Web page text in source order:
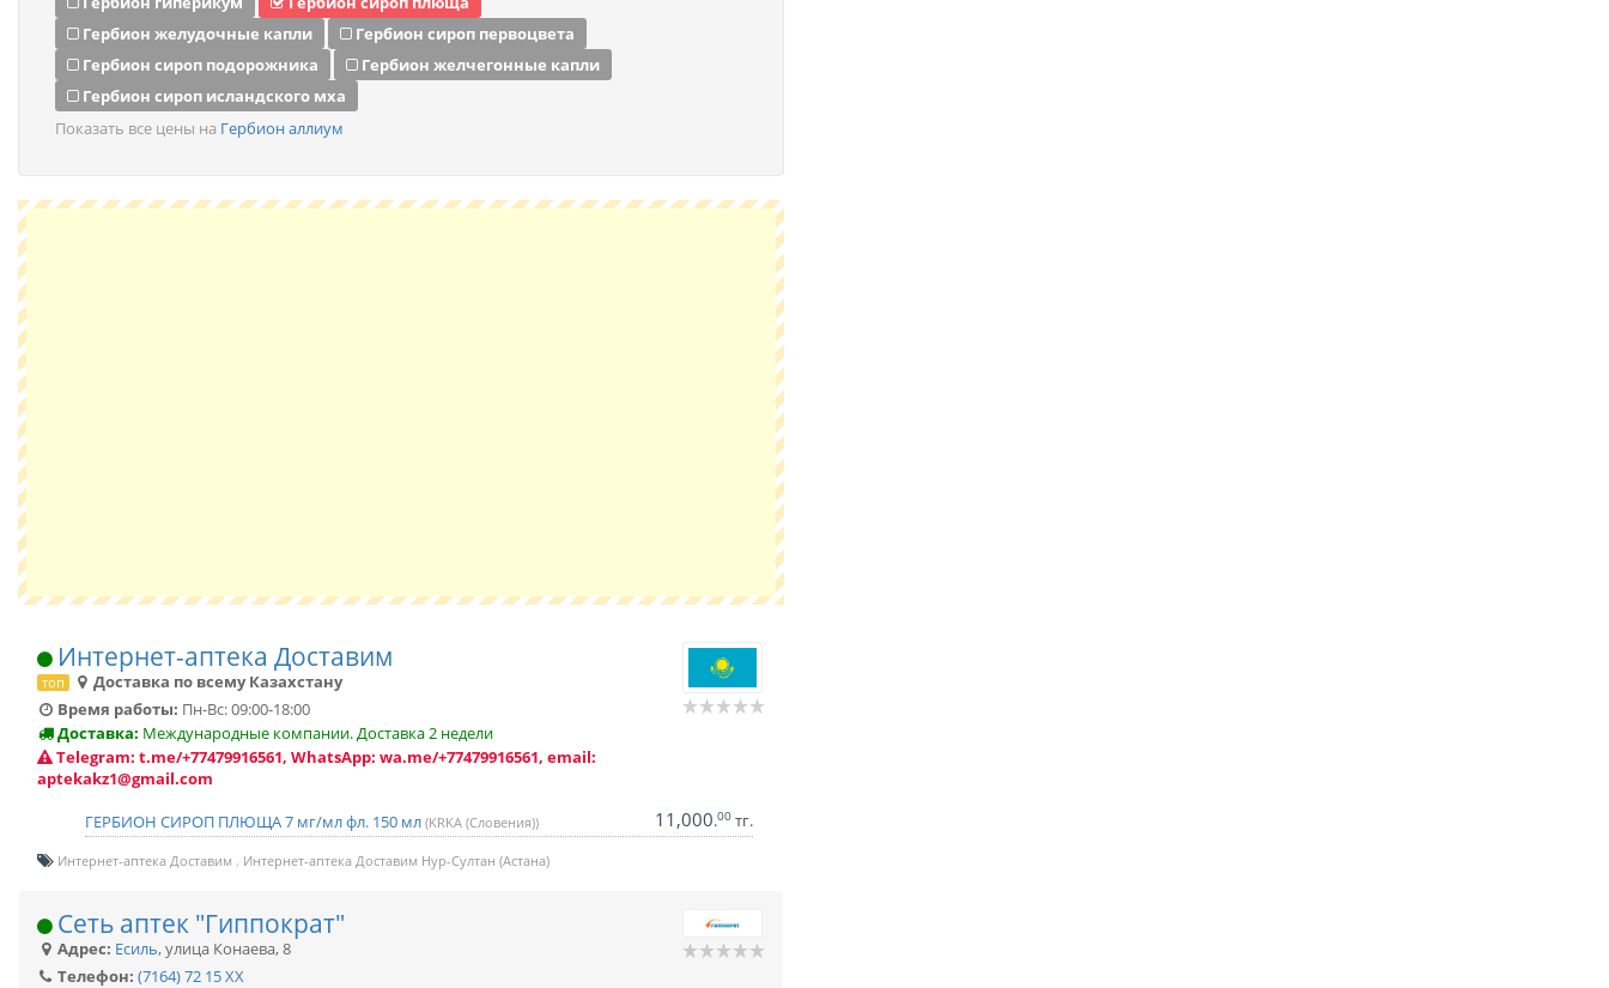
Гербион желудочные капли
Гербион сироп первоцвета
Гербион сироп подорожника
Гербион желчегонные капли
Гербион сироп исландского мха
Показать все цены на Гербион аллиум
Интернет-аптека Доставим
топ
Доставка по всему Казахстану
Время работы: Пн-Вс: 09:00-18:00
Доставка: Международные компании. Доставка 2 недели
Telegram: t.me/+77479916561, WhatsApp: wa.me/+77479916561, email:
aptekakz1@gmail.com
ГЕРБИОН СИРОП ПЛЮЩА 7 мг/мл фл. 150 мл (KRKA (Словения)) 11,000.00тг.
Интернет-аптека Доставим Интернет-аптека Доставим Нур-Султан (Астана)
Сеть аптек "Гиппократ"
Адрес: Есиль,улица Конаева, 8
Телефон: (7164) 72 15 XX